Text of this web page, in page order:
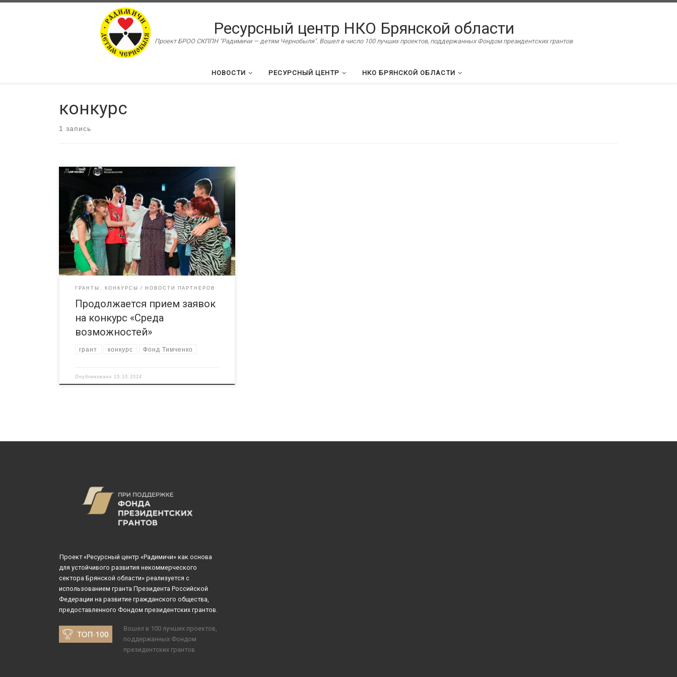
Ресурсный центр НКО Брянской области
Проект БРОО СКППН "Радимичи — детям Чернобыля". Вошел в число 100 лучших проектов, поддержанных Фондом президентских грантов
НОВОСТИ РЕСУРСНЫЙ ЦЕНТР НКО БРЯНСКОЙ ОБЛАСТИ
конкурс
1 запись
Грант в размере от 500 000 ₽ до 1 000 000 ₽ для
работающих с детьми и подростками на малых
территориях — до окончания срока подачи заявок
остался 1 месяц Подать заявку на конкурс
Конкурс Фонда Тимченко «Среда возможностей»
можно до 7 ноября по ссылке:
clck.ru/3DKbVC. Принять участие могут
организации, работающие […]
ГРАНТЫ, КОНКУРСЫ НОВОСТИ ПАРТНЕРОВ
Продолжается прием заявок
на конкурс «Среда
возможностей»
грант конкурс Фонд Тимченко
Опубликовано 15.10.2024
Проект «Ресурсный центр «Радимичи» как основа
для устойчивого развития некоммерческого
сектора Брянской области» реализуется с
использованием гранта Президента Российской
Федерации на развитие гражданского общества,
предоставленного Фондом президентских грантов.
Вошел в 100 лучших проектов,
поддержанных Фондом
президентских грантов